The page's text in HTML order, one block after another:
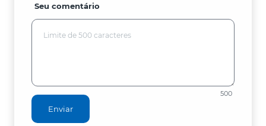
Seu comentário
500
Enviar